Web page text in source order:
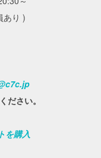
あり )
ださい。
を購入